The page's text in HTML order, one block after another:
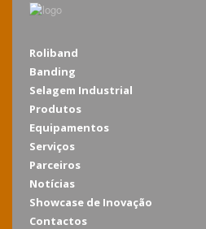
Roliband
Banding
Selagem Industrial
Produtos
Equipamentos
Serviços
Parceiros
Notícias
Showcase de Inovação
Contactos